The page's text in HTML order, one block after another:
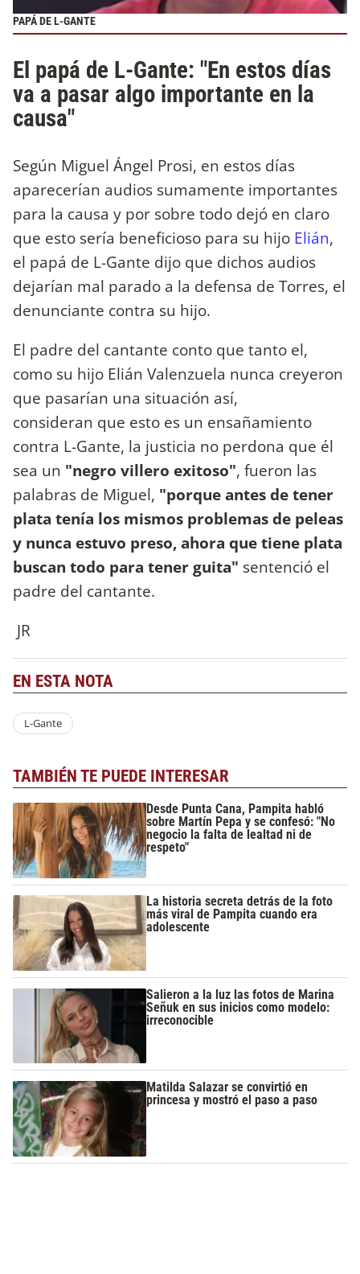
PAPÁ DE L-GANTE
El papá de L-Gante: "En estos días
va a pasar algo importante en la
causa"
Según Miguel Ángel Prosi, en estos días
aparecerían audios sumamente importantes
para la causa y por sobre todo dejó en claro
que esto sería beneficioso para su hijo Elián,
el papá de L-Gante dijo que dichos audios
dejarían mal parado a la defensa de Torres, el
denunciante contra su hijo.
El padre del cantante conto que tanto el,
como su hijo Elián Valenzuela nunca creyeron
que pasarían una situación así,
consideran que esto es un ensañamiento
contra L-Gante, la justicia no perdona que él
sea un "negro villero exitoso", fueron las
palabras de Miguel, "porque antes de tener
plata tenía los mismos problemas de peleas
y nunca estuvo preso, ahora que tiene plata
buscan todo para tener guita" sentenció el
padre del cantante.
JR
EN ESTA NOTA
L-Gante
TAMBIÉN TE PUEDE INTERESAR
Desde Punta Cana, Pampita habló
sobre Martín Pepa y se confesó: "No
negocio la falta de lealtad ni de
respeto"
La historia secreta detrás de la foto
más viral de Pampita cuando era
adolescente
Salieron a la luz las fotos de Marina
Señuk en sus inicios como modelo:
irreconocible
Matilda Salazar se convirtió en
princesa y mostró el paso a paso